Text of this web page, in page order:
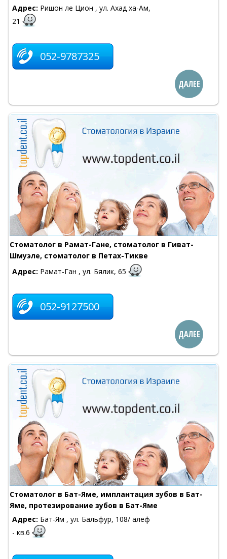
Адрес: Ришон ле Цион , ул. Ахад ха-Ам,
21
052-9787325
ДАЛЕЕ
Стоматолог в Рамат-Гане, стоматолог в Гиват-
Шмуэле, стоматолог в Петах-Тикве
Адрес: Рамат-Ган , ул. Бялик, 65
052-9127500
ДАЛЕЕ
Cтоматолог в Бат-Яме, имплантация зубов в Бат-
Яме, протезирование зубов в Бат-Яме
Адрес: Бат-Ям , ул. Бальфур, 108/ алеф
- кв.6